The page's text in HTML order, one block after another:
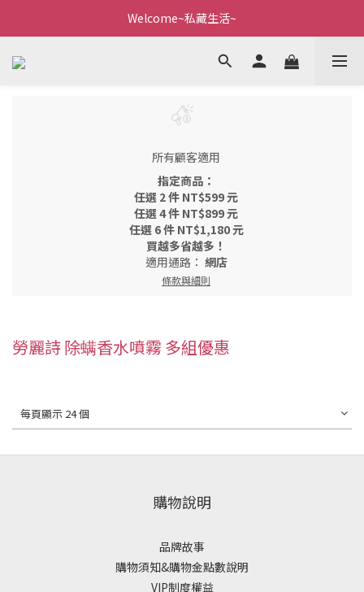
Welcome~私藏生活~
Welcome~私藏生活~
點我看全新VIP制度
Welcome~私藏生活~
所有顧客適用
指定商品：
任選 2 件 NT$599 元
任選 4 件 NT$899 元
任選 6 件 NT$1,180 元
買越多省越多！
適用通路： 網店
條款與細則
勞麗詩 除螨香水噴霧 多組優惠
每頁顯示 24 個
購物說明
品牌故事
購物須知&購物金點數說明
VIP制度權益